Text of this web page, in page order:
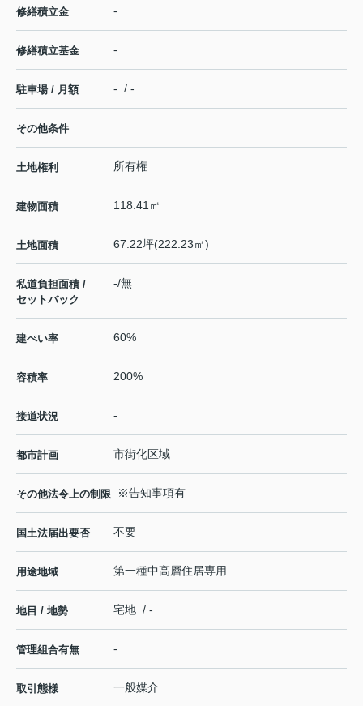
修繕積立金 -
修繕積立基金 -
駐車場 / 月額 - / -
その他条件
土地権利 所有権
建物面積 118.41㎡
土地面積 67.22坪(222.23㎡)
私道負担面積 /
セットバック
-/無
建ぺい率 60%
容積率 200%
接道状況 -
都市計画 市街化区域
その他法令上の制限 ※告知事項有
国土法届出要否 不要
用途地域 第一種中高層住居専用
地目 / 地勢 宅地 / -
管理組合有無 -
取引態様 一般媒介